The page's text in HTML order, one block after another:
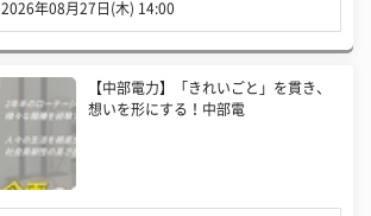
2026年08月27日(木) 14:00
【中部電力】「きれいごと」を貫き、
想いを形にする！中部電